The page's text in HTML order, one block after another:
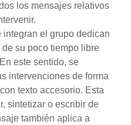
los mensajes relativos
integran el grupo dedican
su poco tiempo libre
este sentido, se
intervenciones de forma
texto accesorio. Esta
sintetizar o escribir de
también aplica a